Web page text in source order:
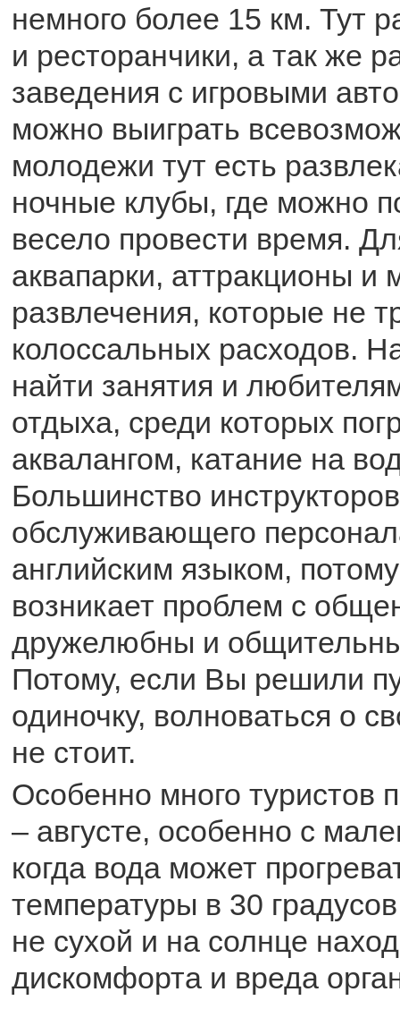
немного более 15 км. Тут
и ресторанчики, а так же
заведения с игровыми
можно выиграть
молодежи тут есть
ночные клубы, где можно
весело провести время.
аквапарки, аттракционы и
развлечения, которые не
колоссальных расходов.
найти занятия и
отдыха, среди которых
аквалангом, катание на
Большинство
обслуживающего
английским языком,
возникает проблем с
дружелюбны и
Потому, если Вы решили
одиночку, волноваться о
не стоит.
Особенно много туристов
– августе, особенно с
когда вода может
температуры в 30
не сухой и на солнце
дискомфорта и вреда